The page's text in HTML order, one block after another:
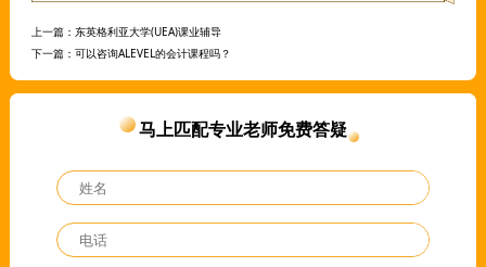
上一篇： 东英格利亚大学(UEA)课业辅导
下一篇： 可以咨询ALEVEL的会计课程吗？
马上匹配专业老师免费答疑